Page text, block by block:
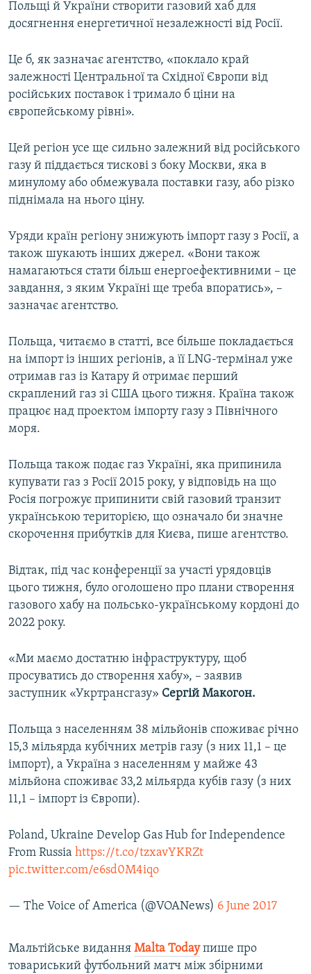
Польщі й України створити газовий хаб для
досягнення енергетичної незалежності від Росії.
Це б, як зазначає агентство, «поклало край
залежності Центральної та Східної Європи від
російських поставок і тримало б ціни на
європейському рівні».
Цей регіон усе ще сильно залежний від російського
газу й піддається тискові з боку Москви, яка в
минулому або обмежувала поставки газу, або різко
піднімала на нього ціну.
Уряди країн регіону знижують імпорт газу з Росії, а
також шукають інших джерел. «Вони також
намагаються стати більш енергоефективними – це
завдання, з яким Україні ще треба впоратись», –
зазначає агентство.
Польща, читаємо в статті, все більше покладається
на імпорт із інших регіонів, а її LNG-термінал уже
отримав газ із Катару й отримає перший
скраплений газ зі США цього тижня. Країна також
працює над проектом імпорту газу з Північного
моря.
Польща також подає газ Україні, яка припинила
купувати газ з Росії 2015 року, у відповідь на що
Росія погрожує припинити свій газовий транзит
українською територією, що означало би значне
скорочення прибутків для Києва, пише агентство.
Відтак, під час конференції за участі урядовців
цього тижня, було оголошено про плани створення
газового хабу на польсько-українському кордоні до
2022 року.
«Ми маємо достатню інфраструктуру, щоб
просуватись до створення хабу», – заявив
заступник «Укртрансгазу» Сергій Макогон.
Польща з населенням 38 мільйонів споживає річно
15,3 мільярда кубічних метрів газу (з них 11,1 – це
імпорт), а Україна з населенням у майже 43
мільйона споживає 33,2 мільярда кубів газу (з них
11,1 – імпорт із Європи).
Poland, Ukraine Develop Gas Hub for Independence
From Russia https://t.co/tzxavYKRZt
pic.twitter.com/e6sd0M4iqo
— The Voice of America (@VOANews) 6 June 2017
Мальтійське видання Malta Todayпише про
товариський футбольний матч між збірними